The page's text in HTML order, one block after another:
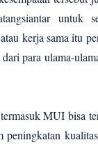
untuk
kerja sama itu
para ulama-
MUI bisa
peningkatan